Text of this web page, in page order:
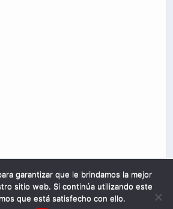
garantizar que le brindamos la mejor
sitio web. Si continúa utilizando este
que está satisfecho con ello.